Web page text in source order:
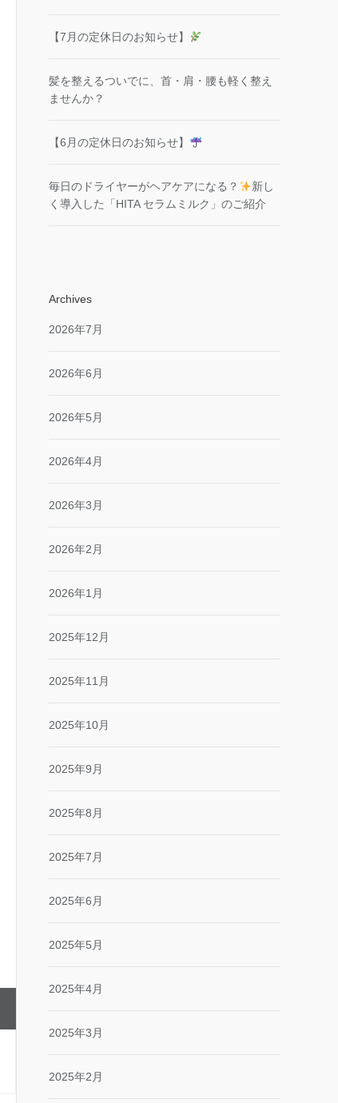
【7月の定休日のお知らせ】
髪を整えるついでに、首・肩・腰も軽く整え
ませんか？
【6月の定休日のお知らせ】
毎日のドライヤーがヘアケアになる？
新し
く導入した「HITA セラムミルク」のご紹介
Archives
2026年7月
2026年6月
2026年5月
2026年4月
2026年3月
2026年2月
2026年1月
2025年12月
2025年11月
2025年10月
2025年9月
2025年8月
2025年7月
2025年6月
2025年5月
2025年4月
2025年3月
2025年2月